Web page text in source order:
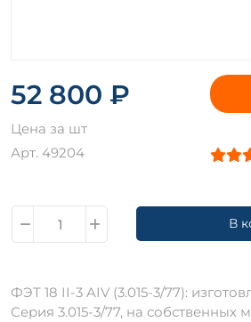
52 800 ₽
Цена за шт
Арт. 49204
В
ФЭТ 18 II-3 AIV (3.015-3/77):
Серия 3.015-3/77, на собственных